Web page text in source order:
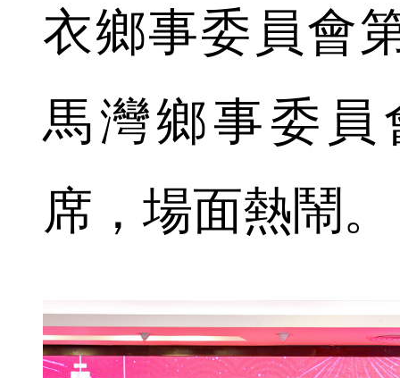
衣鄉事委員會
馬灣鄉事委
席，場面熱鬧。